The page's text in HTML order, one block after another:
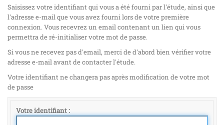
Saisissez votre identifiant qui vous a été fourni par l'étude, ainsi que
l'adresse e-mail que vous avez fourni lors de votre première
connexion. Vous recevrez un email contenant un lien qui vous
permettra de ré-initialiser votre mot de passe.
Si vous ne recevez pas d'email, merci de d'abord bien vérifier votre
adresse e-mail avant de contacter l'étude.
Votre identifiant ne changera pas après modification de votre mot
de passe
Votre identifiant